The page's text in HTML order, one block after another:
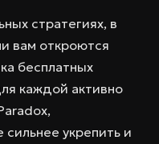
стратегиях, в
вам откроются
бесплатных
каждой активно
укрепить и